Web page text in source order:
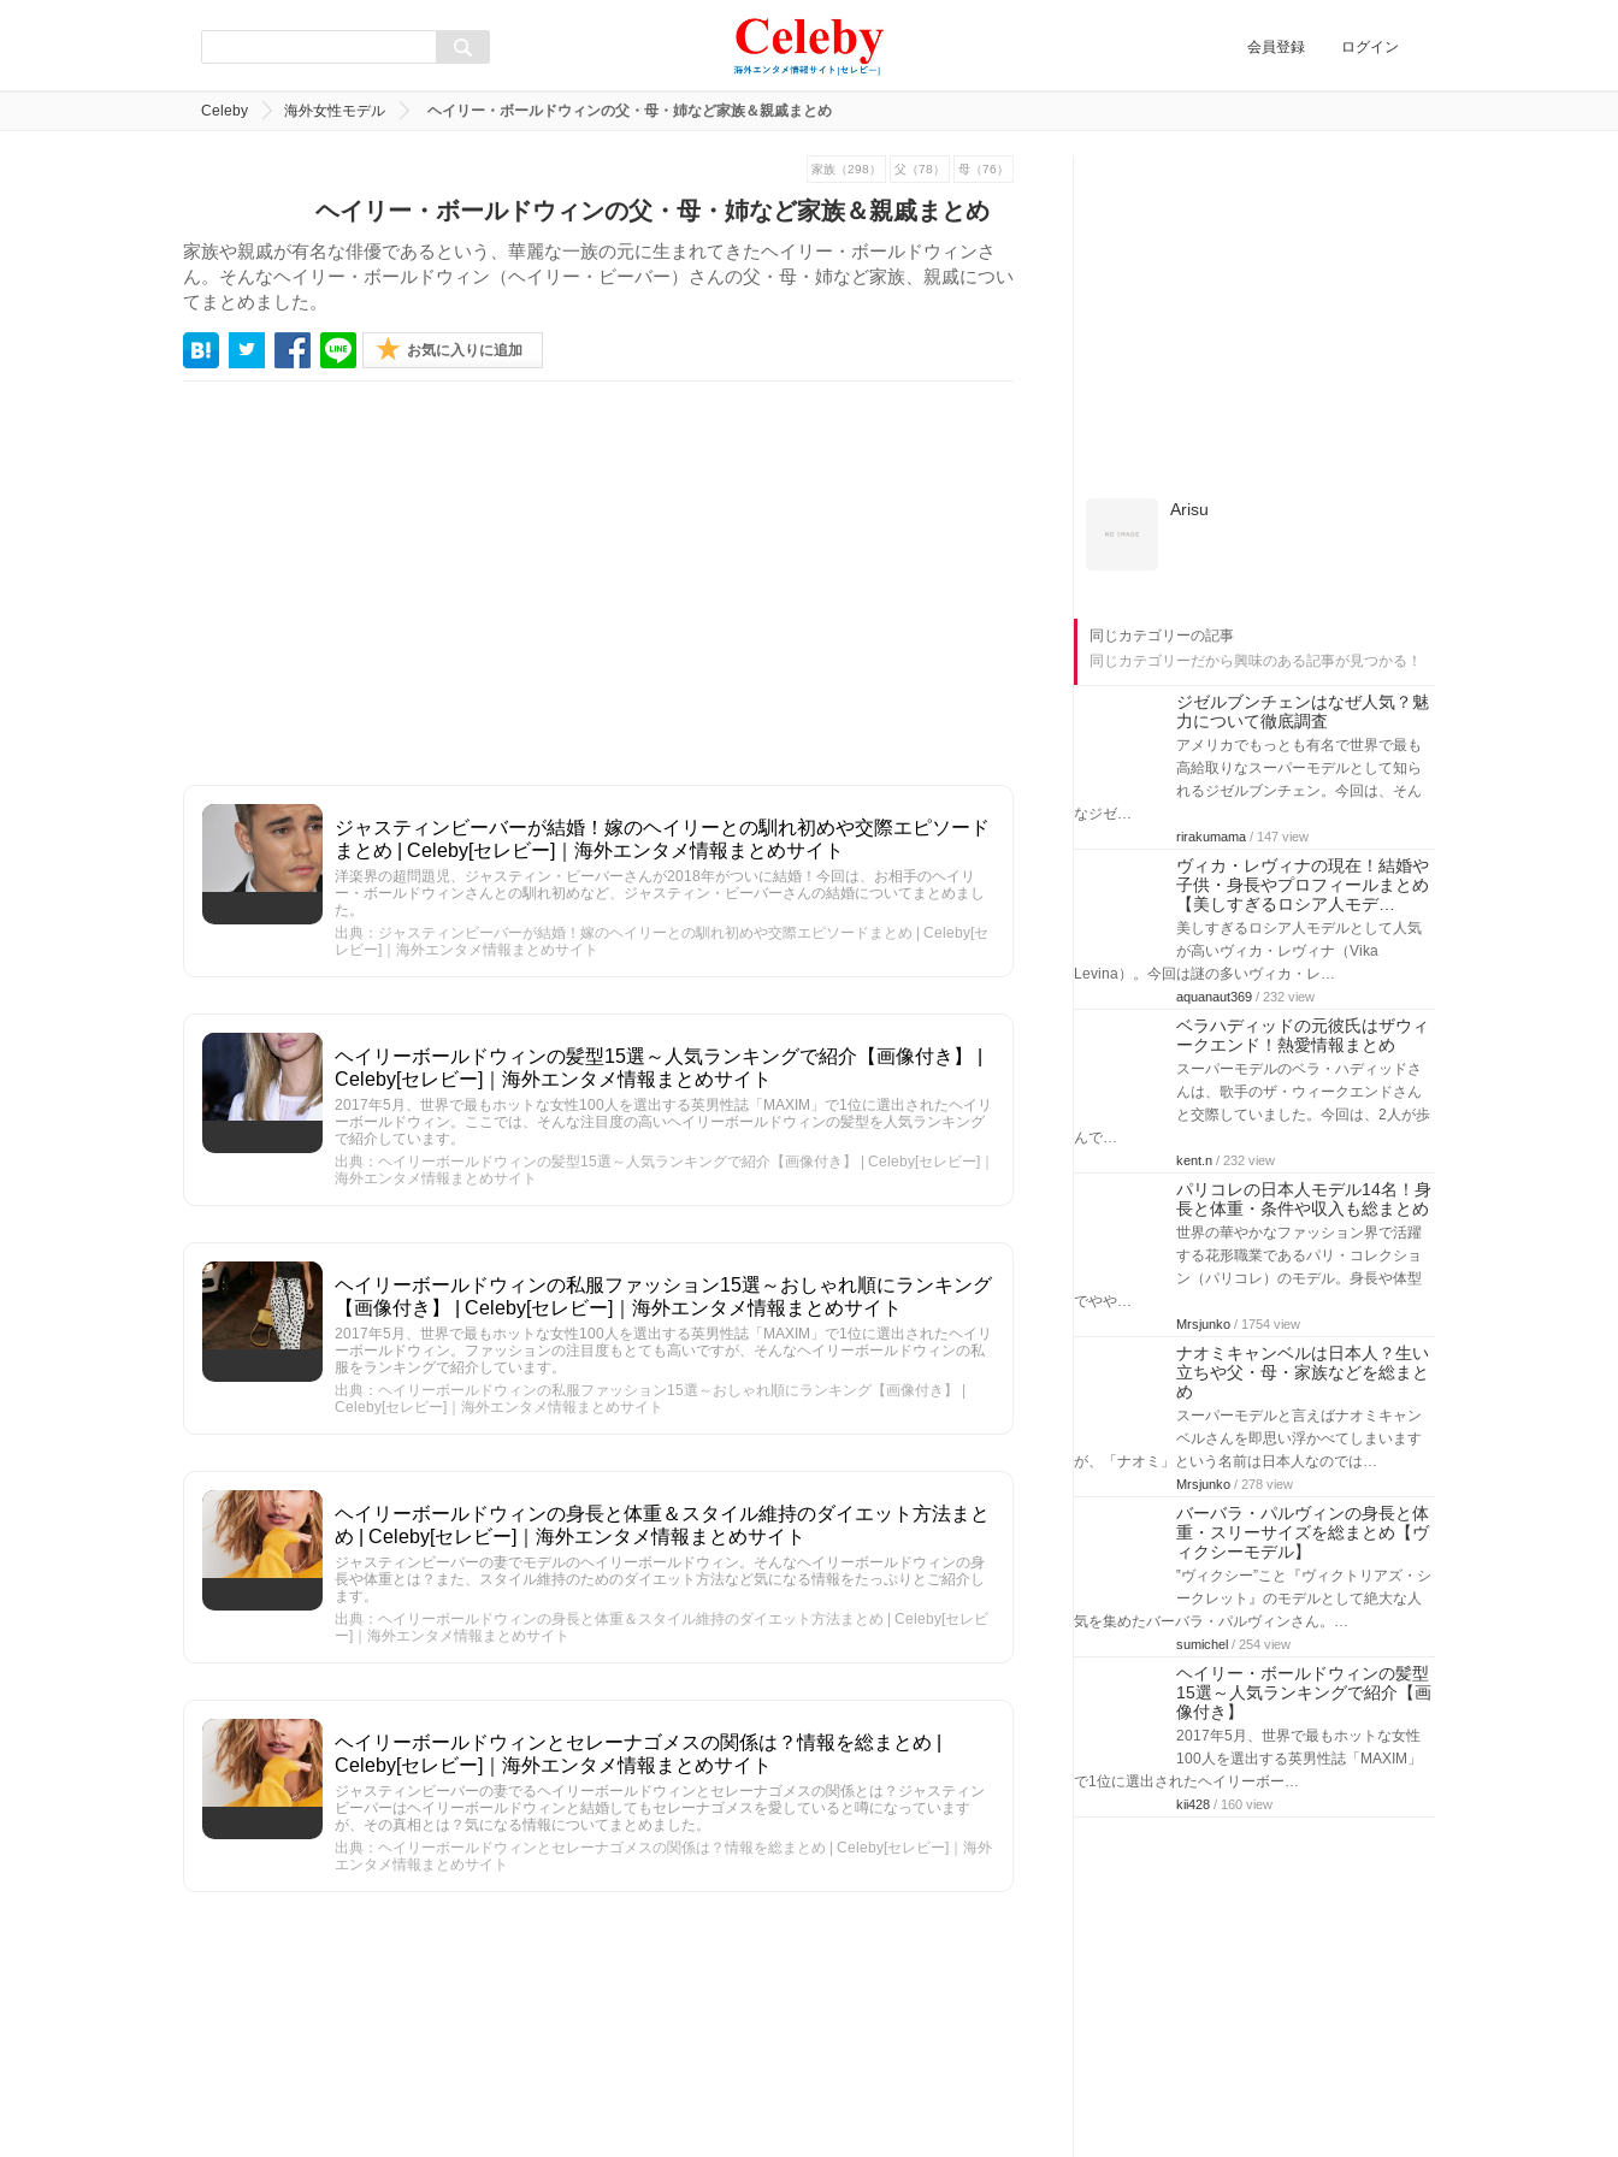
会員登録 ログイン
Celeby 海外女性モデル ヘイリー・ボールドウィンの父・母・姉など家族＆親戚まとめ
家族（298） 父（78） 母（76）
ヘイリー・ボールドウィンの父・母・姉など家族＆親戚まとめ
家族や親戚が有名な俳優であるという、華麗な一族の元に生まれてきたヘイリー・ボールドウィンさ
ん。そんなヘイリー・ボールドウィン（ヘイリー・ビーバー）さんの父・母・姉など家族、親戚につい
てまとめました。
お気に入りに追加
ジャスティンビーバーが結婚！嫁のヘイリーとの馴れ初めや交際エピソード
まとめ | Celeby[セレビー]｜海外エンタメ情報まとめサイト
洋楽界の超問題児、ジャスティン・ビーバーさんが2018年がついに結婚！今回は、お相手のヘイリ
ー・ボールドウィンさんとの馴れ初めなど、ジャスティン・ビーバーさんの結婚についてまとめまし
た。
出典：ジャスティンビーバーが結婚！嫁のヘイリーとの馴れ初めや交際エピソードまとめ | Celeby[セ
レビー]｜海外エンタメ情報まとめサイト
ヘイリーボールドウィンの髪型15選～人気ランキングで紹介【画像付き】 |
Celeby[セレビー]｜海外エンタメ情報まとめサイト
2017年5月、世界で最もホットな女性100人を選出する英男性誌「MAXIM」で1位に選出されたヘイリ
ーボールドウィン。ここでは、そんな注目度の高いヘイリーボールドウィンの髪型を人気ランキング
で紹介しています。
出典：ヘイリーボールドウィンの髪型15選～人気ランキングで紹介【画像付き】 | Celeby[セレビー]｜
海外エンタメ情報まとめサイト
ヘイリーボールドウィンの私服ファッション15選～おしゃれ順にランキング
【画像付き】 | Celeby[セレビー]｜海外エンタメ情報まとめサイト
2017年5月、世界で最もホットな女性100人を選出する英男性誌「MAXIM」で1位に選出されたヘイリ
ーボールドウィン。ファッションの注目度もとても高いですが、そんなヘイリーボールドウィンの私
服をランキングで紹介しています。
出典：ヘイリーボールドウィンの私服ファッション15選～おしゃれ順にランキング【画像付き】 |
Celeby[セレビー]｜海外エンタメ情報まとめサイト
ヘイリーボールドウィンの身長と体重＆スタイル維持のダイエット方法まと
め | Celeby[セレビー]｜海外エンタメ情報まとめサイト
ジャスティンビーバーの妻でモデルのヘイリーボールドウィン。そんなヘイリーボールドウィンの身
長や体重とは？また、スタイル維持のためのダイエット方法など気になる情報をたっぷりとご紹介し
ます。
出典：ヘイリーボールドウィンの身長と体重＆スタイル維持のダイエット方法まとめ | Celeby[セレビ
ー]｜海外エンタメ情報まとめサイト
ヘイリーボールドウィンとセレーナゴメスの関係は？情報を総まとめ |
Celeby[セレビー]｜海外エンタメ情報まとめサイト
ジャスティンビーバーの妻でるヘイリーボールドウィンとセレーナゴメスの関係とは？ジャスティン
ビーバーはヘイリーボールドウィンと結婚してもセレーナゴメスを愛していると噂になっています
が、その真相とは？気になる情報についてまとめました。
出典：ヘイリーボールドウィンとセレーナゴメスの関係は？情報を総まとめ | Celeby[セレビー]｜海外
エンタメ情報まとめサイト
Arisu
同じカテゴリーの記事
同じカテゴリーだから興味のある記事が見つかる！
ジゼルブンチェンはなぜ人気？魅
力について徹底調査
アメリカでもっとも有名で世界で最も
高給取りなスーパーモデルとして知ら
れるジゼルブンチェン。今回は、そん
なジゼ…
rirakumama / 147 view
ヴィカ・レヴィナの現在！結婚や
子供・身長やプロフィールまとめ
【美しすぎるロシア人モデ…
美しすぎるロシア人モデルとして人気
が高いヴィカ・レヴィナ（Vika
Levina）。今回は謎の多いヴィカ・レ…
aquanaut369 / 232 view
ベラハディッドの元彼氏はザウィ
ークエンド！熱愛情報まとめ
スーパーモデルのベラ・ハディッドさ
んは、歌手のザ・ウィークエンドさん
と交際していました。今回は、2人が歩
んで…
kent.n / 232 view
パリコレの日本人モデル14名！身
長と体重・条件や収入も総まとめ
世界の華やかなファッション界で活躍
する花形職業であるパリ・コレクショ
ン（パリコレ）のモデル。身長や体型
でやや…
Mrsjunko / 1754 view
ナオミキャンベルは日本人？生い
立ちや父・母・家族などを総まと
め
スーパーモデルと言えばナオミキャン
ベルさんを即思い浮かべてしまいます
が、「ナオミ」という名前は日本人なのでは…
Mrsjunko / 278 view
バーバラ・パルヴィンの身長と体
重・スリーサイズを総まとめ【ヴ
ィクシーモデル】
‟ヴィクシー”こと『ヴィクトリアズ・シ
ークレット』のモデルとして絶大な人
気を集めたバーバラ・パルヴィンさん。…
sumichel / 254 view
ヘイリー・ボールドウィンの髪型
15選～人気ランキングで紹介【画
像付き】
2017年5月、世界で最もホットな女性
100人を選出する英男性誌「MAXIM」
で1位に選出されたヘイリーボー…
kii428 / 160 view